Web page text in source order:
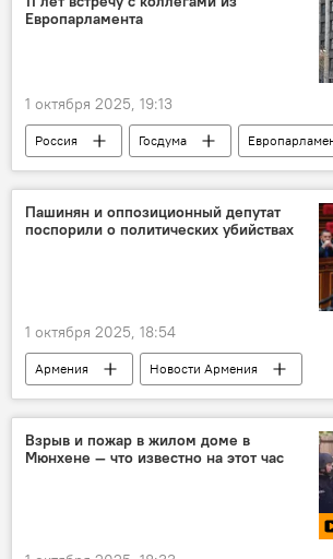
Европарламента
1 октября 2025, 19:13
Россия Госдума
Пашинян и оппозиционный депутат
поспорили о политических убийствах
1 октября 2025, 18:54
Армения
Новости Армения
Политика
оппозиция
Взрыв и пожар в жилом доме в
Мюнхене — что известно на этот час